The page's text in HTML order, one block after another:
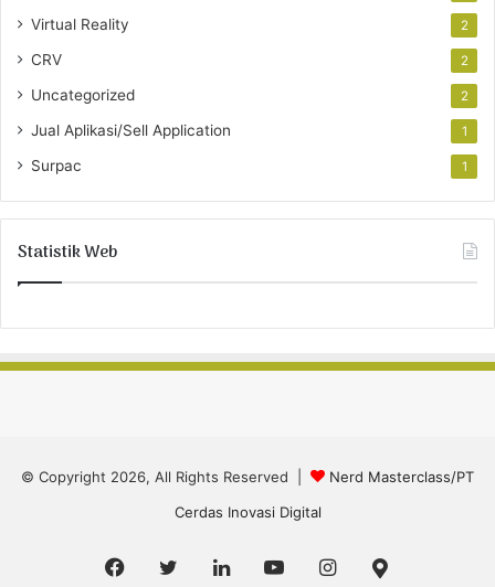
Virtual Reality 2
CRV 2
Uncategorized 2
Jual Aplikasi/Sell Application 1
Surpac 1
Statistik Web
© Copyright 2026, All Rights Reserved |
Nerd Masterclass/PT
Cerdas Inovasi Digital
Facebook
TwitterLinkedInYouTubeInstagram